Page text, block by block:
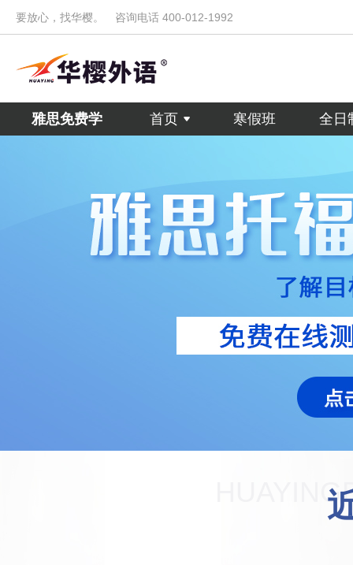
要放心，找华樱。 咨询电话 400-012-1992
雅思免费学 首页 寒假班 全日